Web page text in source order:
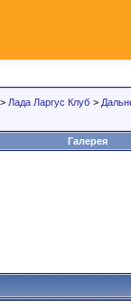
> Лада Ларгус Клуб >
Галерея